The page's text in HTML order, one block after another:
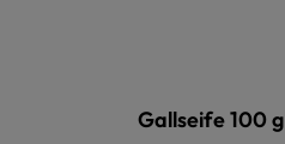
Gallseife 100 g